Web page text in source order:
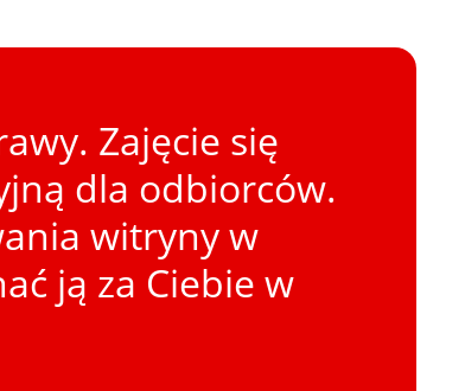
Zajęcie się
dla odbiorców.
witryny w
ją za Ciebie w